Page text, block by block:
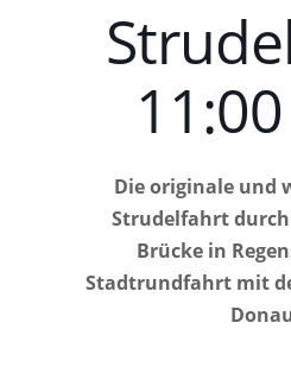
Die originale und
Strudelfahrt
Brücke in
Stadtrundfahrt mit